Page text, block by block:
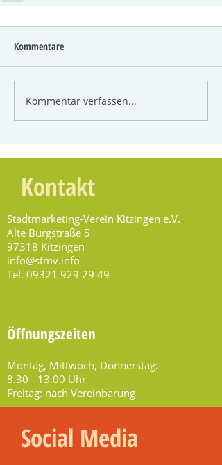
Kommentare
Kommentar verfassen...
Kontakt
Stadtmarketing-Verein Kitzingen e.V.
Alte Burgstraße 5
97318 Kitzingen
info@stmv.info
Tel. 09321 929 29 49
Öffnungszeiten
Montag, Mittwoch, Donnerstag:
8.30 - 13.00 Uhr
Freitag: nach Vereinbarung
Social Media